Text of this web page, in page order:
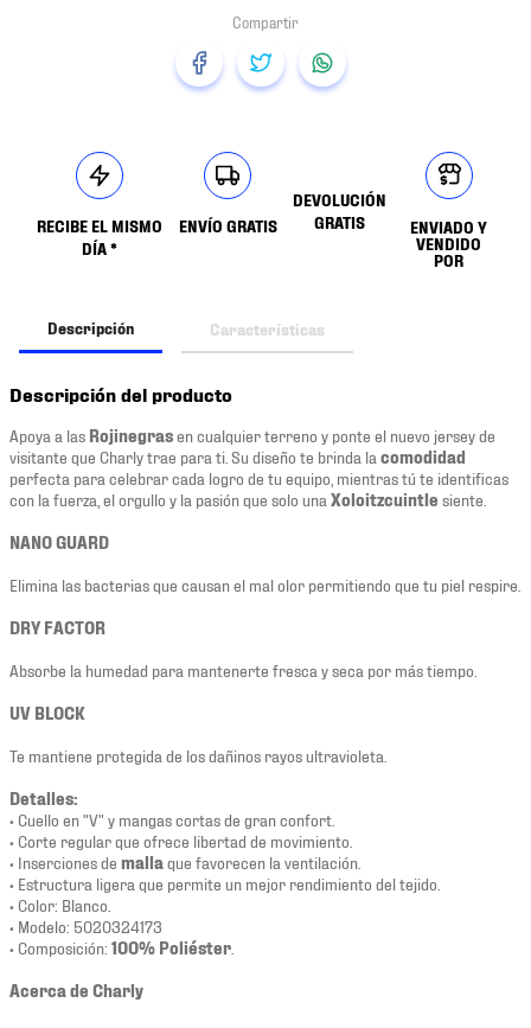
RECIBE EL MISMO
DÍA *
ENVÍO GRATIS
DEVOLUCIÓN
GRATIS
ENVIADO Y
VENDIDO
POR
Descripción Características
Descripción del producto
Apoya a las Rojinegrasen cualquier terreno y ponte el nuevo jersey de
visitante que Charly trae para ti. Su diseño te brinda la comodidad
perfecta para celebrar cada logro de tu equipo, mientras tú te identificas
con la fuerza, el orgullo y la pasión que solo una Xoloitzcuintle siente.
NANO GUARD
Elimina las bacterias que causan el mal olor permitiendo que tu piel respire.
DRY FACTOR
Absorbe la humedad para mantenerte fresca y seca por más tiempo.
UV BLOCK
Te mantiene protegida de los dañinos rayos ultravioleta.
Detalles:
• Cuello en "V" y mangas cortas de gran confort.
• Corte regular que ofrece libertad de movimiento.
• Inserciones de malla que favorecen la ventilación.
• Estructura ligera que permite un mejor rendimiento del tejido.
• Color: Blanco.
• Modelo: 5020324173
• Composición: 100% Poliéster
Acerca de Charly